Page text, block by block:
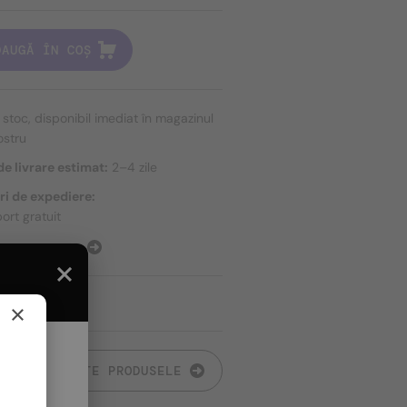
ÎN COȘ
stoc, disponibil imediat în magazinul
livrare estimat: 2–4 zile
de expediere:
gratuit
EXPEDIERE
TOATE PRODUSELE
×